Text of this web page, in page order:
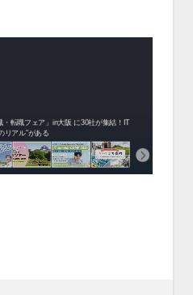
・転職フェア」in大阪 に30社が集結！IT
リアル”がある